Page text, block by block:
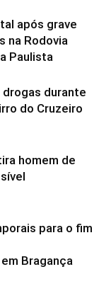
após grave
na Rodovia
Paulista
durante
do Cruzeiro
homem de
para o fim
Bragança